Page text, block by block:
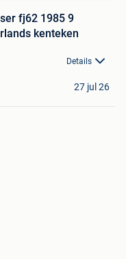
fj62 1985 9
kenteken
Details
27 jul 26